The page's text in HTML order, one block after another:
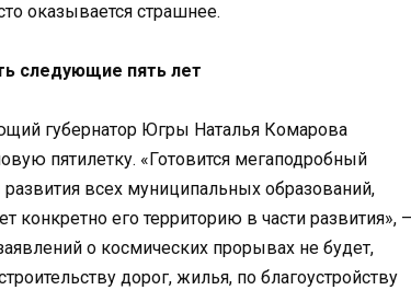
оказывается страшнее.
следующие пять лет
губернатор Югры Наталья Комарова
пятилетку. «Готовится мегаподробный
всех муниципальных образований,
его территорию в части развития»,
о космических прорывах не будет,
дорог, жилья, по благоустройству